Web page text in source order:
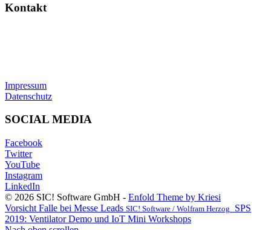
Kontakt
Impressum
Datenschutz
SOCIAL MEDIA
Facebook
Twitter
YouTube
Instagram
LinkedIn
© 2026 SIC! Software GmbH - Enfold Theme by Kriesi
Vorsicht Falle bei Messe Leads SIC! Software / Wolfram Herzog
SPS
2019: Ventilator Demo und IoT Mini Workshops